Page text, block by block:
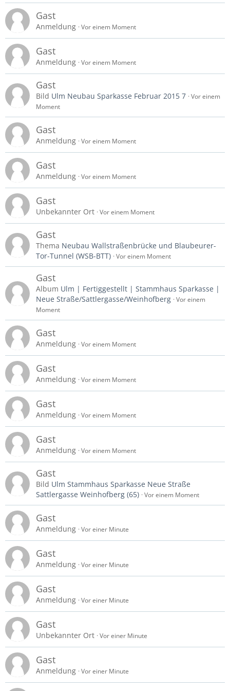
Gast
Anmeldung Vor einem Moment
Gast
Anmeldung Vor einem Moment
Gast
Bild Ulm Neubau Sparkasse Februar 2015 7 Vor einem
Moment
Gast
Anmeldung Vor einem Moment
Gast
Anmeldung Vor einem Moment
Gast
Unbekannter Ort Vor einem Moment
Gast
Thema Neubau Wallstraßenbrücke und Blaubeurer-
Tor-Tunnel (WSB-BTT) Vor einem Moment
Gast
Album Ulm | Fertiggestellt | Stammhaus Sparkasse |
Neue Straße/Sattlergasse/Weinhofberg Vor einem
Moment
Gast
Anmeldung Vor einem Moment
Gast
Anmeldung Vor einem Moment
Gast
Anmeldung Vor einem Moment
Gast
Anmeldung Vor einem Moment
Gast
Bild Ulm Stammhaus Sparkasse Neue Straße
Sattlergasse Weinhofberg (65) Vor einem Moment
Gast
Anmeldung Vor einer Minute
Gast
Anmeldung Vor einer Minute
Gast
Anmeldung Vor einer Minute
Gast
Unbekannter Ort Vor einer Minute
Gast
Anmeldung Vor einer Minute